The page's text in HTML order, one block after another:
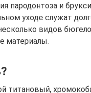
пародонтоза и
уходе служат
видов
материалы.
титановый,